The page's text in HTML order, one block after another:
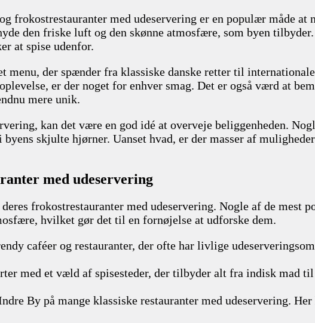
frokostrestauranter med udeservering er en populær måde at
den friske luft og den skønne atmosfære, som byen
at spise udenfor.
menu, der spænder fra klassiske danske retter til
er der noget for enhver smag. Det er også værd at
mere unik.
kan det være en god idé at overveje beliggenheden.
skjulte hjørner. Uanset hvad, er der masser af
med udeservering
frokostrestauranter med udeservering. Nogle af de mest
hvilket gør det til en fornøjelse at udforske dem.
caféer og restauranter, der ofte har livlige
med et væld af spisesteder, der tilbyder alt fra indisk mad
By på mange klassiske restauranter med udeservering.